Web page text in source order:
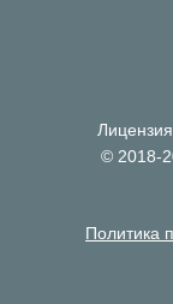
© 2018-
Политика